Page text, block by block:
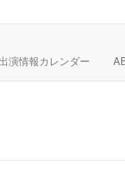
出演情報カレンダー